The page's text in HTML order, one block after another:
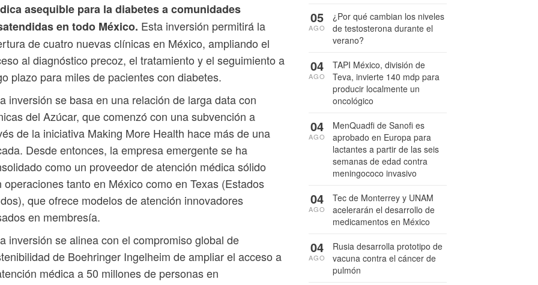
asequible para la diabetes a comunidades
en todo México. Esta inversión permitirá la
de cuatro nuevas clínicas en México, ampliando el
al diagnóstico precoz, el tratamiento y el seguimiento a
plazo para miles de pacientes con diabetes.
inversión se basa en una relación de larga data con
del Azúcar, que comenzó con una subvención a
de la iniciativa Making More Health hace más de una
Desde entonces, la empresa emergente se ha
como un proveedor de atención médica sólido
operaciones tanto en México como en Texas (Estados
que ofrece modelos de atención innovadores
​​en membresía.
inversión se alinea con el compromiso global de
de Boehringer Ingelheim de ampliar el acceso a
médica a 50 millones de personas en
¿Por qué cambian los niveles
de testosterona durante el
verano?
05
AGO
TAPI México, división de
Teva, invierte 140 mdp para
producir localmente un
oncológico
04
AGO
MenQuadfi de Sanofi es
aprobado en Europa para
lactantes a partir de las seis
semanas de edad contra
meningococo invasivo
04
AGO
Tec de Monterrey y UNAM
acelerarán el desarrollo de
medicamentos en México
04
AGO
Rusia desarrolla prototipo de
vacuna contra el cáncer de
pulmón
04
AGO